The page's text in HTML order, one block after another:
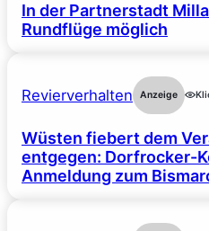
In der Partnerstadt
Rundflüge möglich
Revierverhalten Anzeige
Wüsten fiebert dem
entgegen: Dorfrocker-
Anmeldung zum